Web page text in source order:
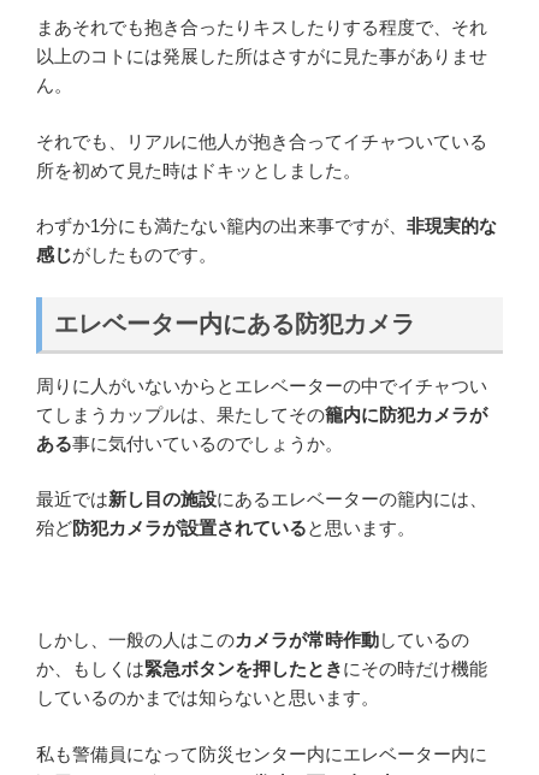
まあそれでも抱き合ったりキスしたりする程度で、それ
以上のコトには発展した所はさすがに見た事がありませ
ん。
それでも、リアルに他人が抱き合ってイチャついている
所を初めて見た時はドキッとしました。
わずか1分にも満たない籠内の出来事ですが、 非現実的な
感じがしたものです。
エレベーター内にある防犯カメラ
周りに人がいないからとエレベーターの中でイチャつい
てしまうカップルは、果たしてその籠内に防犯カメラが
ある事に気付いているのでしょうか。
最近では新し目の施設にあるエレベーターの籠内には、
殆ど防犯カメラが設置されていると思います。
しかし、一般の人はこのカメラが常時作動しているの
か、もしくは緊急ボタンを押したときにその時だけ機能
しているのかまでは知らないと思います。
私も警備員になって防災センター内にエレベーター内に